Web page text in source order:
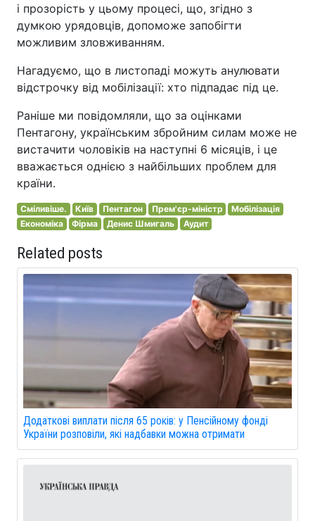
і прозорість у цьому процесі, що, згідно з
думкою урядовців, допоможе запобігти
можливим зловживанням.
Нагадуємо, що в листопаді можуть анулювати
відстрочку від мобілізації: хто підпадає під це.
Раніше ми повідомляли, що за оцінками
Пентагону, українським збройним силам може не
вистачити чоловіків на наступні 6 місяців, і це
вважається однією з найбільших проблем для
країни.
Сміливіше. Київ Пентагон Прем'єр-міністр
Мобілізація
Економіка
Фірма Денис Шмигаль Аудит
Related posts
Додаткові виплати після 65 років: у Пенсійному фонді
України розповіли, які надбавки можна отримати